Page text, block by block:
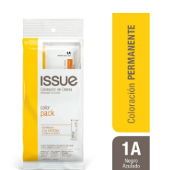
¡Logra un color intenso y
duradero con el tono
Negro Azulado! Este kit de
coloración capilar incluye
shock de keratina para
proteger y nutrir tu
cabello, dejándolo
brillante y suave.
Encuéntralo en Farmacia
Goes.